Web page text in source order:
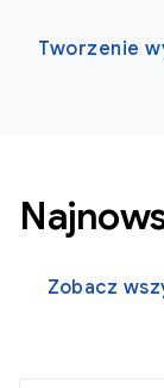
Tworzenie
Zobacz